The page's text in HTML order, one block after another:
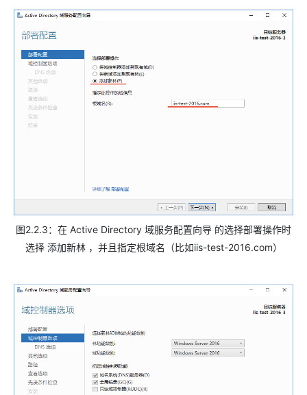
图2.2.3：在 Active Directory 域服务配置向导 的选择部署操作时
选择 添加新林 ，并且指定根域名（比如iis-test-2016.com）